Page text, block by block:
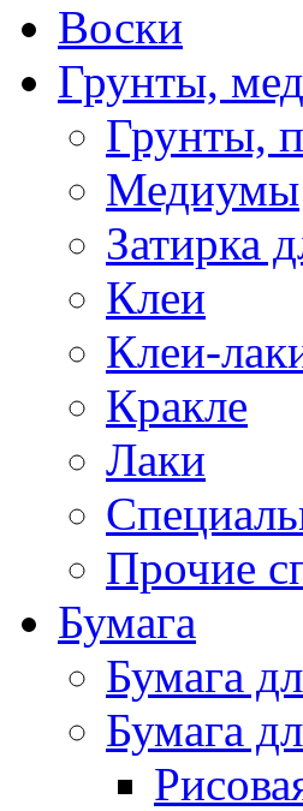
Воски
Грунты,
Грунты,
Медиумы
Затирка
Клеи
Клеи-
Кракле
Лаки
Прочие
Бумага
Бумага
Бумага